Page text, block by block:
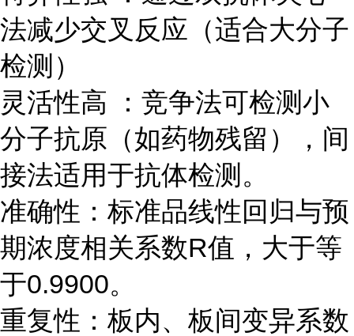
法减少交叉反应（适合大分子
检测）
灵活性高 ：竞争法可检测小
分子抗原（如药物残留），间
接法适用于抗体检测。
准确性：标准品线性回归与预
期浓度相关系数R值，大于等
于0.9900。
重复性：板内、板间变异系数